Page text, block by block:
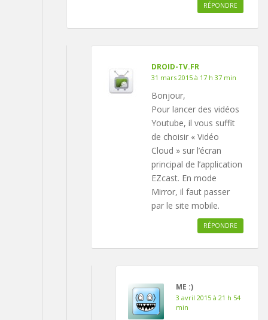
RÉPONDRE
DROID-TV.FR
31 mars 2015 à 17 h 37 min
Bonjour,
Pour lancer des vidéos
Youtube, il vous suffit
de choisir « Vidéo
Cloud » sur l’écran
principal de l’application
EZcast. En mode
Mirror, il faut passer
par le site mobile.
RÉPONDRE
ME :)
3 avril 2015 à 21 h 54
min